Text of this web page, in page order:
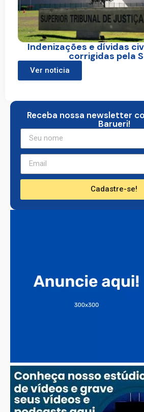
Indenizações e dívidas
corrigidas pela
Ver noticia
Receba nossa newsletter
Barueri!
Cadastre-se!